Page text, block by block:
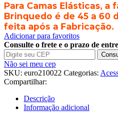
Para Camas Elásticas, a
Brinquedo é de 45 a 60
feita após a Fabricação.
Adicionar para favoritos
Consulte o frete e o prazo de
Não sei meu cep
SKU: euro210022 Categorias:
Compartilhar:
Descrição
Informação adicional